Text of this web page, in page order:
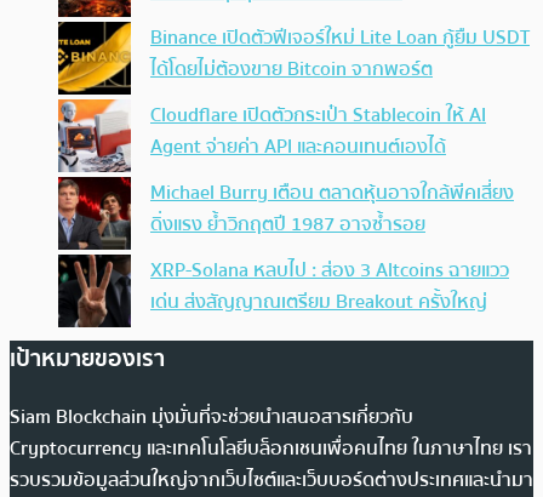
Binance เปิดตัวฟีเจอร์ใหม่ Lite Loan กู้ยืม USDT
ได้โดยไม่ต้องขาย Bitcoin จากพอร์ต
Cloudflare เปิดตัวกระเป๋า Stablecoin ให้ AI
Agent จ่ายค่า API และคอนเทนต์เองได้
Michael Burry เตือน ตลาดหุ้นอาจใกล้พีคเสี่ยง
ดิ่งแรง ย้ำวิกฤตปี 1987 อาจซ้ำรอย
XRP-Solana หลบไป : ส่อง 3 Altcoins ฉายแวว
เด่น ส่งสัญญาณเตรียม Breakout ครั้งใหญ่
เป้าหมายของเรา
Siam Blockchain มุ่งมั่นที่จะช่วยนำเสนอสารเกี่ยวกับ
Cryptocurrency และเทคโนโลยีบล็อกเชนเพื่อคนไทย ในภาษาไทย เรา
รวบรวมข้อมูลส่วนใหญ่จากเว็บไซต์และเว็บบอร์ดต่างประเทศและนำมา